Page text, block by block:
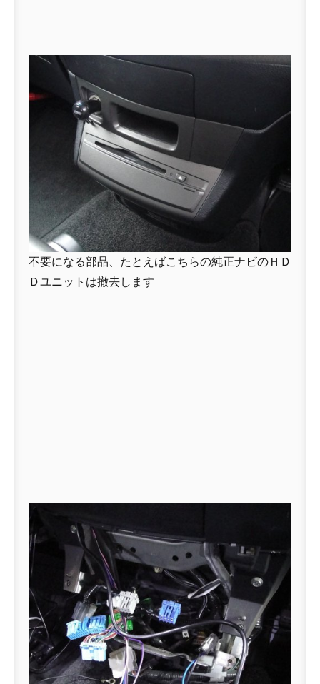
不要になる部品、たとえばこちらの純正ナビのＨＤ
Ｄユニットは撤去します